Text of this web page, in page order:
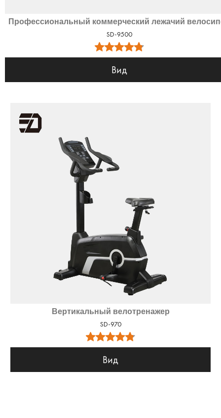
Профессиональный коммерческий лежачий
SD-9500
Вид
Вертикальный велотренажер
SD-970
Вид